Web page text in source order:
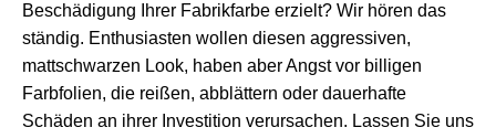
Beschädigung Ihrer Fabrikfarbe erzielt? Wir hören das
ständig. Enthusiasten wollen diesen aggressiven,
mattschwarzen Look, haben aber Angst vor billigen
Farbfolien, die reißen, abblättern oder dauerhafte
Schäden an ihrer Investition verursachen. Lassen Sie uns